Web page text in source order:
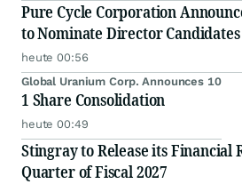
Pure Cycle Corporation
to Nominate Director Candidates
heute 00:56
Global Uranium Corp. Announces 10
1 Share Consolidation
heute 00:49
Stingray to Release its Financial
Quarter of Fiscal 2027